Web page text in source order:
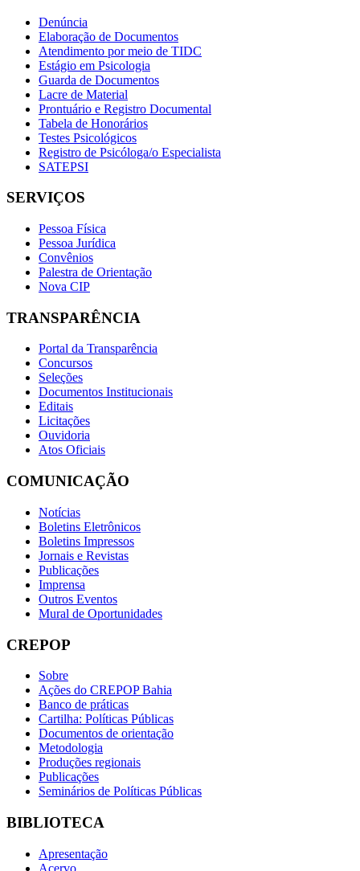
Denúncia
Elaboração de Documentos
Atendimento por meio de TIDC
Estágio em Psicologia
Guarda de Documentos
Lacre de Material
Prontuário e Registro Documental
Tabela de Honorários
Testes Psicológicos
Registro de Psicóloga/o Especialista
SATEPSI
SERVIÇOS
Pessoa Física
Pessoa Jurídica
Convênios
Palestra de Orientação
Nova CIP
TRANSPARÊNCIA
Portal da Transparência
Concursos
Seleções
Documentos Institucionais
Editais
Licitações
Ouvidoria
Atos Oficiais
COMUNICAÇÃO
Notícias
Boletins Eletrônicos
Boletins Impressos
Jornais e Revistas
Publicações
Imprensa
Outros Eventos
Mural de Oportunidades
CREPOP
Sobre
Ações do CREPOP Bahia
Banco de práticas
Cartilha: Políticas Públicas
Documentos de orientação
Metodologia
Produções regionais
Publicações
Seminários de Políticas Públicas
BIBLIOTECA
Apresentação
Acervo